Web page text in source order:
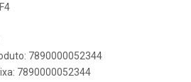
7890000052344
7890000052344